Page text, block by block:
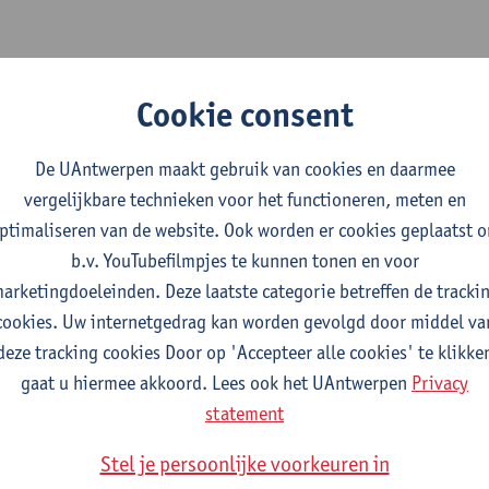
multidimensional modeling for industrializing
formation
management - ISSN 0196-8904-349 (2026) p. 1-16
Ivan Tsonev,Laitl Vojtěch,Annemie Bogaerts
modelling of atmospheric pressure CO₂
journal - ISSN 1385-8947-526 (2025) p. 1-25
, Omar Biondo, Emile Carbone,Matthias Albrechts,
Cookie consent
De UAntwerpen maakt gebruik van cookies en daarmee
vergelijkbare technieken voor het functioneren, meten en
van de website. Ook worden er cookies geplaatst
b.v. YouTubefilmpjes te kunnen tonen en voor
Deze laatste categorie betreffen de
Uw internetgedrag kan worden gevolgd door middel
tracking cookies Door op 'Accepteer alle cookies' te
gaat u hiermee akkoord. Lees ook het UAntwerpen Privacy
statement
Stel je persoonlijke voorkeuren in